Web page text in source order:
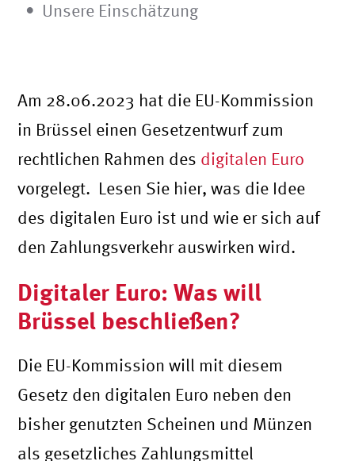
Unsere Einschätzung
Am 28.06.2023 hat die EU-Kommission
in Brüssel einen Gesetzentwurf zum
rechtlichen Rahmen des digitalen Euro
vorgelegt. Lesen Sie hier, was die Idee
des digitalen Euro ist und wie er sich auf
den Zahlungsverkehr auswirken wird.
Digitaler Euro: Was will
Brüssel beschließen?
Die EU-Kommission will mit diesem
Gesetz den digitalen Euro neben den
bisher genutzten Scheinen und Münzen
als gesetzliches Zahlungsmittel